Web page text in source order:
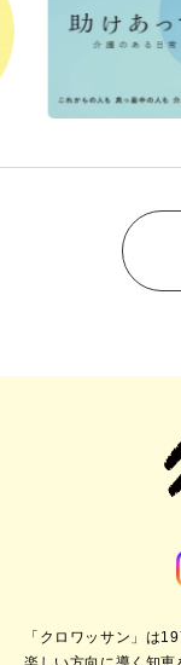
「クロワッサン」は